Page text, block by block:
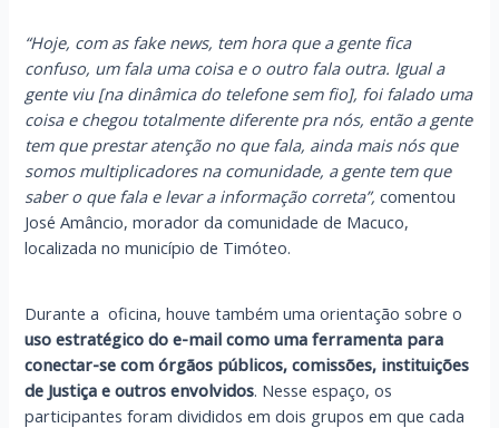
“Hoje, com as fake news, tem hora que a gente fica
confuso, um fala uma coisa e o outro fala outra. Igual a
gente viu [na dinâmica do telefone sem fio], foi falado uma
coisa e chegou totalmente diferente pra nós, então a gente
tem que prestar atenção no que fala, ainda mais nós que
somos multiplicadores na comunidade, a gente tem que
saber o que fala e levar a informação correta”,comentou
José Amâncio, morador da comunidade de Macuco,
localizada no município de Timóteo.
Durante a oficina, houve também uma orientação sobre o
uso estratégico do e-mail como uma ferramenta para
conectar-se com órgãos públicos, comissões, instituições
de Justiça e outros envolvidos. Nesse espaço, os
participantes foram divididos em dois grupos em que cada